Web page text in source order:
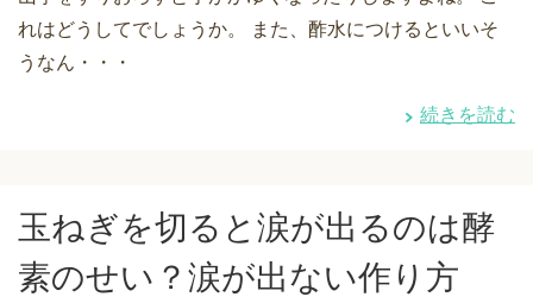
れはどうしてでしょうか。 また、酢水につけるといいそ
うなん・・・
続きを読む
玉ねぎを切ると涙が出るのは酵
素のせい？涙が出ない作り方